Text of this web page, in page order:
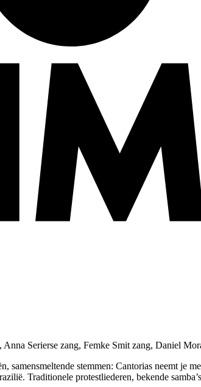
Serierse zang, Femke Smit zang, Daniel
samensmeltende stemmen: Cantorias neemt je
Traditionele protestliederen, bekende